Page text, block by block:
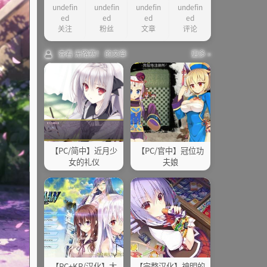
undefin
ed
关注
undefin
ed
粉丝
undefin
ed
文章
undefin
ed
评论
查看 无路赛！ 的文章 更多 »
【PC/简中】近月少
女的礼仪
【PC/官中】冠位功
夫娘